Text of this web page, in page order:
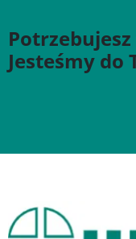
Jesteśmy do